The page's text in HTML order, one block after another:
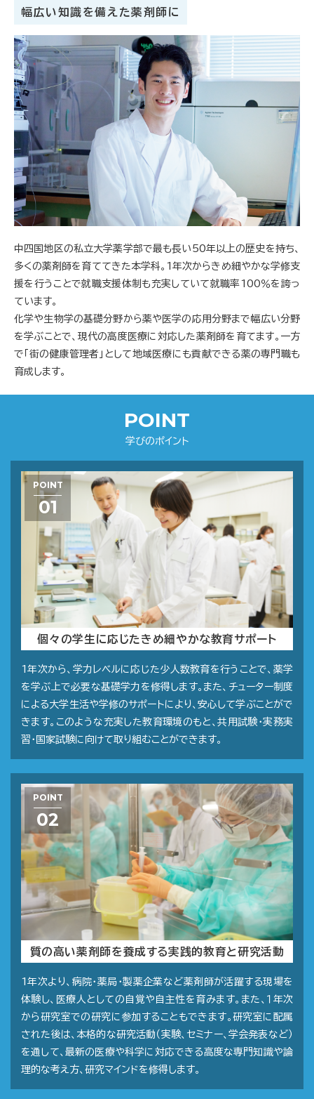
幅広い知識を備えた薬剤師に
中四国地区の私立大学薬学部で最も長い50年以上の歴史を持ち、
多くの薬剤師を育ててきた本学科。1年次からきめ細やかな学修支
援を行うことで就職支援体制も充実していて就職率100％を誇っ
ています。
化学や生物学の基礎分野から薬や医学の応用分野まで幅広い分野
を学ぶことで、現代の高度医療に対応した薬剤師を育てます。一方
で「街の健康管理者」として地域医療にも貢献できる薬の専門職も
育成します。
POINT
学びのポイント
個々の学生に応じたきめ細やかな教育サポート
1年次から、学力レベルに応じた少人数教育を行うことで、薬学
を学ぶ上で必要な基礎学力を修得します。また、チューター制度
による大学生活や学修のサポートにより、安心して学ぶことがで
きます。このような充実した教育環境のもと、共用試験・実務実
習・国家試験に向けて取り組むことができます。
質の高い薬剤師を養成する実践的教育と研究活動
1年次より、病院・薬局・製薬企業など薬剤師が活躍する現場を
体験し、医療人としての自覚や自主性を育みます。また、１年次
から研究室での研究に参加することもできます。研究室に配属
された後は、本格的な研究活動（実験、セミナー、学会発表など）
を通して、最新の医療や科学に対応できる高度な専門知識や論
理的な考え方、研究マインドを修得します。